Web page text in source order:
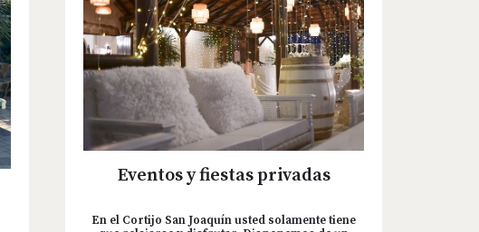
Eventos y fiestas privadas
En el Cortijo San Joaquín usted solamente tiene